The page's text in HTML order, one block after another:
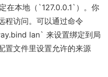
在本地（`127.0.0.1`）。你
程访问。可以通过命令
lan` 来设置绑定到局
置文件里设置允许的来源